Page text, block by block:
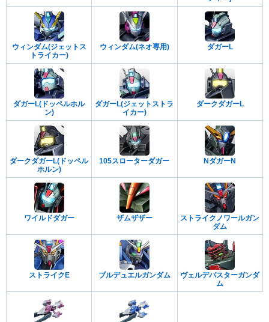
ウィンダム(ジェットス
トライカー)
ウィンダム(ネオ専用) ダガーL
ダガーL(ドッペルホル
ン)
ダガーL(ジェットストラ
イカー)
ダークダガーL
ダークダガーL(ドッペル
ホルン)
105スローターダガー NダガーN
ワイルドダガー ザムザザー
ストライクノワールガン
ダム
ストライクE ブルデュエルガンダム
ヴェルデバスターガンダ
ム